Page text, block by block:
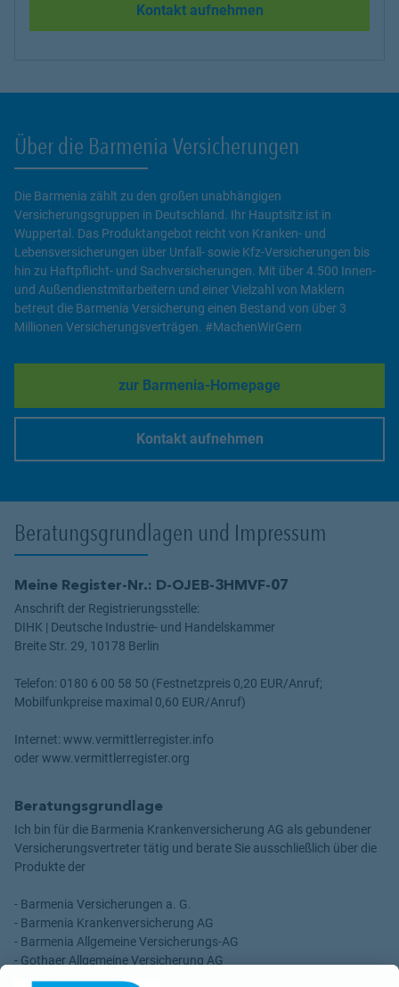
Kontakt aufnehmen
Über die Barmenia Versicherungen
Die Barmenia zählt zu den großen unabhängigen
Versicherungsgruppen in Deutschland. Ihr Hauptsitz ist in
Wuppertal. Das Produktangebot reicht von Kranken- und
Lebensversicherungen über Unfall- sowie Kfz-Versicherungen bis
hin zu Haftpflicht- und Sachversicherungen. Mit über 4.500 Innen-
und Außendienstmitarbeitern und einer Vielzahl von Maklern
betreut die Barmenia Versicherung einen Bestand von über 3
Millionen Versicherungsverträgen. #MachenWirGern
zur Barmenia-Homepage
Link Opens in New Tab
Kontakt aufnehmen
Beratungsgrundlagen und Impressum
Meine Register-Nr.: D-OJEB-3HMVF-07
Anschrift der Registrierungsstelle:
DIHK | Deutsche Industrie- und Handelskammer
Breite Str. 29, 10178 Berlin
Telefon: 0180 6 00 58 50 (Festnetzpreis 0,20 EUR/Anruf;
Mobilfunkpreise maximal 0,60 EUR/Anruf)
Internet: www.vermittlerregister.info
oder www.vermittlerregister.org
Beratungsgrundlage
Ich bin für die Barmenia Krankenversicherung AG als gebundener
Versicherungsvertreter tätig und berate Sie ausschließlich über die
Produkte der
- Barmenia Versicherungen a. G.
- Barmenia Krankenversicherung AG
- Barmenia Allgemeine Versicherungs-AG
- Gothaer Allgemeine Versicherung AG
- Gothaer Lebensversicherung AG